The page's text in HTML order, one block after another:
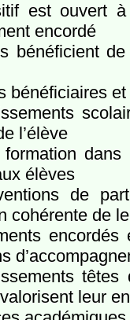
est ouvert
encordé
bénéficient
bénéficiaires
l’élève
formation
élèves
de
cohérente de
têtes
leur